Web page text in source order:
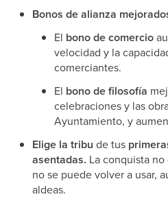
Bonos de alianza
El bono de comercio
velocidad y la
comerciantes.
El bono de filosofía
celebraciones y las
Ayuntamiento, y
Elige la tribu de tus
asentadas. La conquista
no se puede volver a usar,
aldeas.